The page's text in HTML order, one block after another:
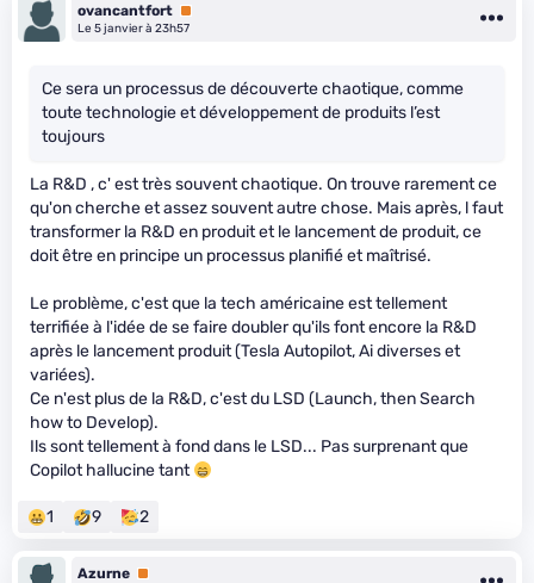
ovancantfort Premium
Le 5 janvier à 23h57
Ce sera un processus de découverte chaotique, comme
toute technologie et développement de produits l’est
toujours
La R&D , c' est très souvent chaotique. On trouve rarement ce
qu'on cherche et assez souvent autre chose. Mais après, l faut
transformer la R&D en produit et le lancement de produit, ce
doit être en principe un processus planifié et maîtrisé.
Le problème, c'est que la tech américaine est tellement
terrifiée à l'idée de se faire doubler qu'ils font encore la R&D
après le lancement produit (Tesla Autopilot, Ai diverses et
variées).
Ce n'est plus de la R&D, c'est du LSD (Launch, then Search
how to Develop).
Ils sont tellement à fond dans le LSD... Pas surprenant que
Copilot hallucine tant
1 9 2
Azurne Premium